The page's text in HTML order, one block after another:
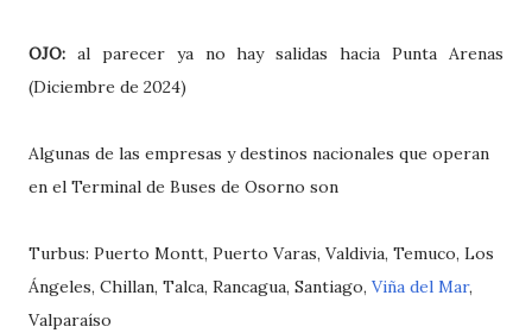
OJO: al parecer ya no hay salidas hacia Punta Arenas
(Diciembre de 2024)
Algunas de las empresas y destinos nacionales que operan
en el Terminal de Buses de Osorno son
Turbus: Puerto Montt, Puerto Varas, Valdivia, Temuco, Los
Ángeles, Chillan, Talca, Rancagua, Santiago, Viña del Mar,
Valparaíso